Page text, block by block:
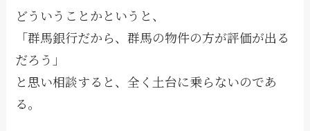
どういうことかというと、
「群馬銀行だから、群馬の物件の方が評価が出る
だろう」
と思い相談すると、全く土台に乗らないのであ
る。